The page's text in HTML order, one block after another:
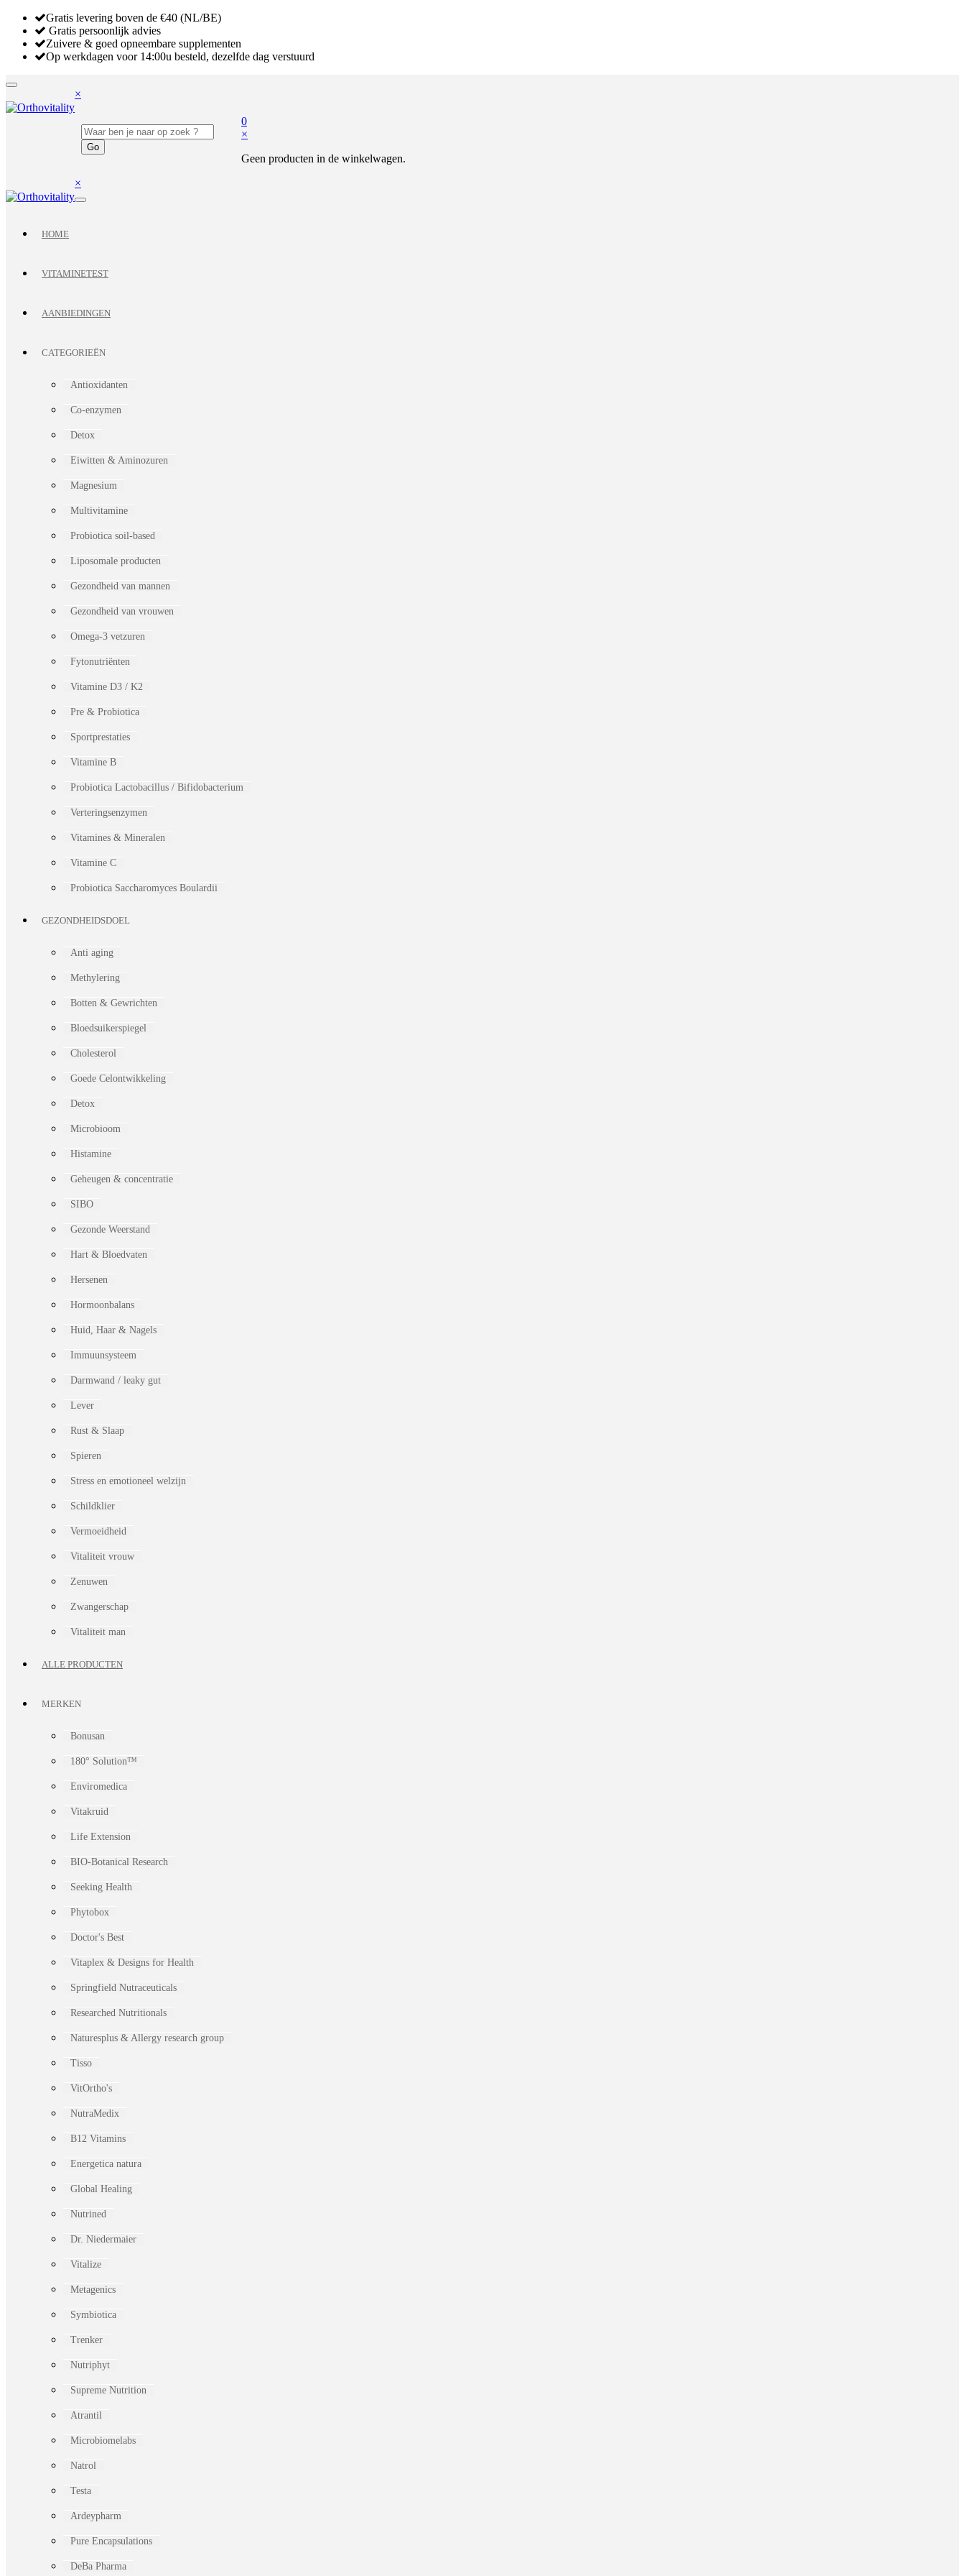
Gratis levering boven de €40 (NL/BE)
Gratis persoonlijk advies
Zuivere & goed opneembare supplementen
Op werkdagen voor 14:00u besteld, dezelfde dag verstuurd
×
0
×
Geen producten in de winkelwagen.
×
HOME
VITAMINETEST
AANBIEDINGEN
CATEGORIEËN
Antioxidanten
Co-enzymen
Detox
Eiwitten & Aminozuren
Magnesium
Multivitamine
Probiotica soil-based
Liposomale producten
Gezondheid van mannen
Gezondheid van vrouwen
Omega-3 vetzuren
Fytonutriënten
Vitamine D3 / K2
Pre & Probiotica
Sportprestaties
Vitamine B
Probiotica Lactobacillus / Bifidobacterium
Verteringsenzymen
Vitamines & Mineralen
Vitamine C
Probiotica Saccharomyces Boulardii
GEZONDHEIDSDOEL
Anti aging
Methylering
Botten & Gewrichten
Bloedsuikerspiegel
Cholesterol
Goede Celontwikkeling
Detox
Microbioom
Histamine
Geheugen & concentratie
SIBO
Gezonde Weerstand
Hart & Bloedvaten
Hersenen
Hormoonbalans
Huid, Haar & Nagels
Immuunsysteem
Darmwand / leaky gut
Lever
Rust & Slaap
Spieren
Stress en emotioneel welzijn
Schildklier
Vermoeidheid
Vitaliteit vrouw
Zenuwen
Zwangerschap
Vitaliteit man
ALLE PRODUCTEN
MERKEN
Bonusan
180° Solution™
Enviromedica
Vitakruid
Life Extension
BIO-Botanical Research
Seeking Health
Phytobox
Doctor's Best
Vitaplex & Designs for Health
Springfield Nutraceuticals
Researched Nutritionals
Naturesplus & Allergy research group
Tisso
VitOrtho's
NutraMedix
B12 Vitamins
Energetica natura
Global Healing
Nutrined
Dr. Niedermaier
Vitalize
Metagenics
Symbiotica
Trenker
Nutriphyt
Supreme Nutrition
Atrantil
Microbiomelabs
Natrol
Testa
Ardeypharm
Pure Encapsulations
DeBa Pharma